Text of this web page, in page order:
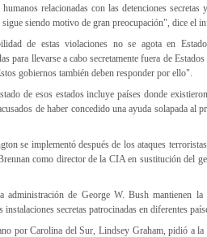
relacionadas con las detenciones
siendo motivo de gran preocupación", dice el
de estas violaciones no se agota en
para llevarse a cabo secretamente fuera de
gobiernos también deben responder por ello".
de esos estados incluye países donde
de haber concedido una ayuda solapada al
se implementó después de los ataques
como director de la CIA en sustitución del
administración de George W. Bush mantienen
instalaciones secretas patrocinadas en diferentes
por Carolina del Sur, Lindsey Graham, pidió a